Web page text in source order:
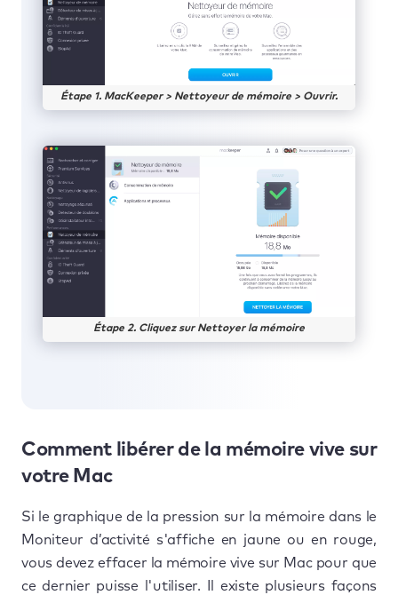
Étape 1. MacKeeper > Nettoyeur de mémoire > Ouvrir.
Étape 2. Cliquez sur Nettoyer la mémoire
Comment libérer de la mémoire vive sur
votre Mac
Si le graphique de la pression sur la mémoire dans le
Moniteur d’activité s'affiche en jaune ou en rouge,
vous devez effacer la mémoire vive sur Mac pour que
ce dernier puisse l'utiliser. Il existe plusieurs façons